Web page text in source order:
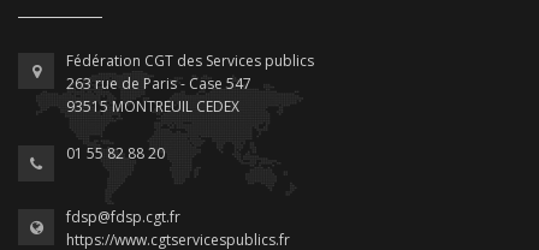
Fédération CGT des Services publics
263 rue de Paris - Case 547
93515 MONTREUIL CEDEX
01 55 82 88 20
fdsp@fdsp.cgt.fr
https://www.cgtservicespublics.fr